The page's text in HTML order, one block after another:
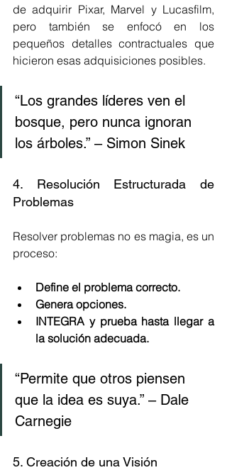
de adquirir Pixar, Marvel y Lucasfilm,
pero también se enfocó en los
pequeños detalles contractuales que
hicieron esas adquisiciones posibles.
“Los grandes líderes ven el
bosque, pero nunca ignoran
los árboles.” – Simon Sinek
4. Resolución Estructurada de
Problemas
Resolver problemas no es magia, es un
proceso:
Define el problema correcto.
Genera opciones.
INTEGRA y prueba hasta llegar a
la solución adecuada.
“Permite que otros piensen
que la idea es suya.” – Dale
Carnegie
5. Creación de una Visión